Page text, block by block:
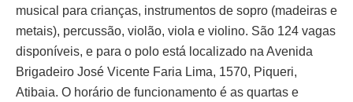
musical para crianças, instrumentos de sopro (madeiras e
metais), percussão, violão, viola e violino. São 124 vagas
disponíveis, e para o polo está localizado na Avenida
Brigadeiro José Vicente Faria Lima, 1570, Piqueri,
Atibaia. O horário de funcionamento é as quartas e